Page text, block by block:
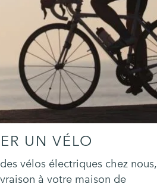
UN VÉLO
vélos électriques chez nous,
à votre maison de